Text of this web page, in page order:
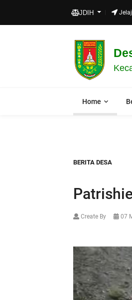
JDIH
Home
BERITA DESA
Create By 07